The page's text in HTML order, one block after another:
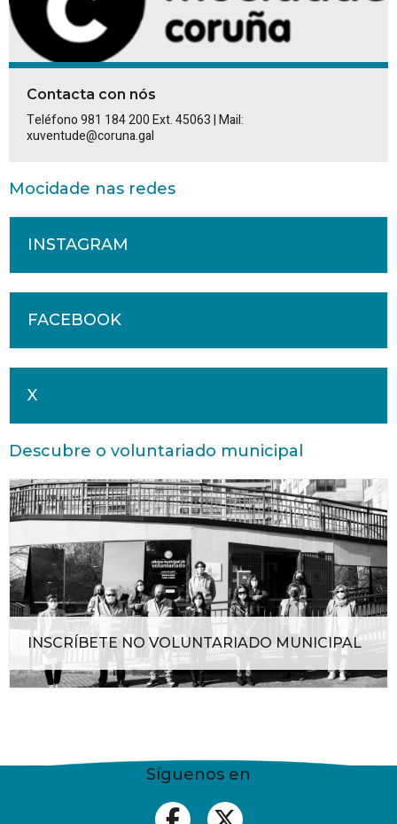
Contacta con nós
Teléfono 981 184 200 Ext. 45063 | Mail:
xuventude@coruna.gal
Mocidade nas redes
INSTAGRAM
FACEBOOK
X
Descubre o voluntariado municipal
INSCRÍBETE NO VOLUNTARIADO MUNICIPAL
Síguenos en